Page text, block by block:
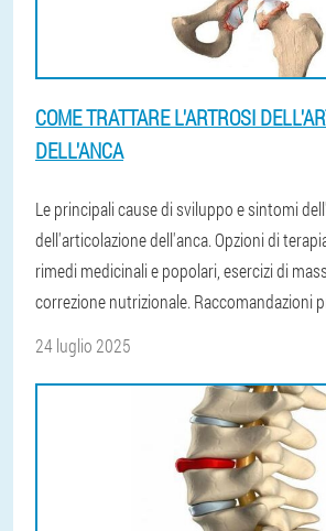
COME TRATTARE L'ARTROSI
DELL'ANCA
Le principali cause di sviluppo e sintomi
dell'articolazione dell'anca. Opzioni di
rimedi medicinali e popolari, esercizi di
correzione nutrizionale. Raccomandazioni
24 luglio 2025